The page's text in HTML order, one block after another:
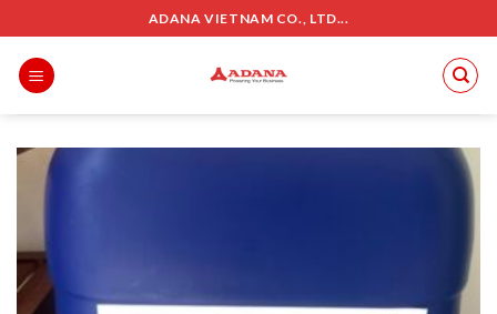
to
content
ADANA VIETNAM CO., LTD...